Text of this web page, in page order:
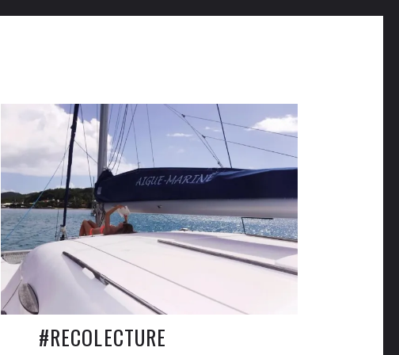
#RECOLECTURE